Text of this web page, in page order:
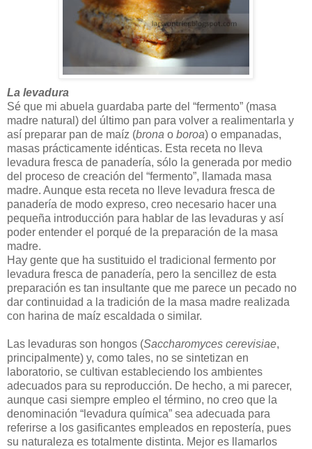
La levadura
Sé que mi abuela guardaba parte del “fermento” (masa
madre natural) del último pan para volver a realimentarla y
así preparar pan de maíz (brona o boroa) o empanadas,
masas prácticamente idénticas. Esta receta no lleva
levadura fresca de panadería, sólo la generada por medio
del proceso de creación del “fermento”, llamada masa
madre. Aunque esta receta no lleve levadura fresca de
panadería de modo expreso, creo necesario hacer una
pequeña introducción para hablar de las levaduras y así
poder entender el porqué de la preparación de la masa
madre.
Hay gente que ha sustituido el tradicional fermento por
levadura fresca de panadería, pero la sencillez de esta
preparación es tan insultante que me parece un pecado no
dar continuidad a la tradición de la masa madre realizada
con harina de maíz escaldada o similar.
Las levaduras son hongos (Saccharomyces cerevisiae,
principalmente) y, como tales, no se sintetizan en
laboratorio, se cultivan estableciendo los ambientes
adecuados para su reproducción. De hecho, a mi parecer,
aunque casi siempre empleo el término, no creo que la
denominación “levadura química” sea adecuada para
referirse a los gasificantes empleados en repostería, pues
su naturaleza es totalmente distinta. Mejor es llamarlos